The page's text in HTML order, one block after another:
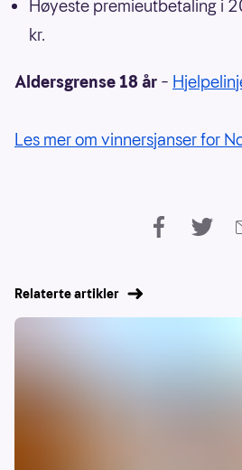
Høyeste premieutbetaling i
kr.
Aldersgrense 18 år –
Les mer om vinnersjanser for
Relaterte artikler